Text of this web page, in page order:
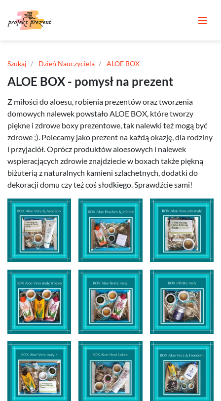
Szukaj Dzień Nauczyciela ALOE BOX
ALOE BOX - pomysł na prezent
Z miłości do aloesu, robienia prezentów oraz tworzenia
domowych nalewek powstało ALOE BOX, które tworzy
piękne i zdrowe boxy prezentowe, tak nalewki też mogą być
zdrowe ;). Polecamy jako prezent na każdą okazję, dla rodziny
i przyjaciół. Oprócz produktów aloesowych i nalewek
wspieracjących zdrowie znajdziecie w boxach także piękną
biżuterią z naturalnych kamieni szlachetnych, dodatki do
dekoracji domu czy też coś słodkiego. Sprawdźcie sami!